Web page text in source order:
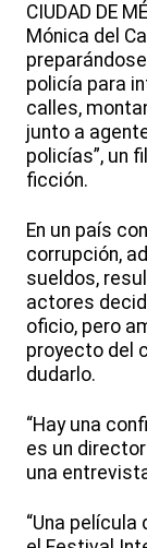
CIUDAD DE
Mónica del
policía para
calles,
junto a
policías”, un
ficción.
En un país
corrupción,
sueldos,
actores
oficio, pero
proyecto del
dudarlo.
“Hay una
es un
una
“Una